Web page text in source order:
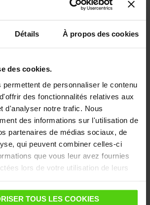
Détails À propos des cookies
des cookies.
permettent de personnaliser le contenu
des fonctionnalités relatives aux
d'analyser notre trafic. Nous
des informations sur l'utilisation de
partenaires de médias sociaux, de
qui peuvent combiner celles-ci
que vous leur avez fournies
lors de votre utilisation de leurs
TOUS LES COOKIES